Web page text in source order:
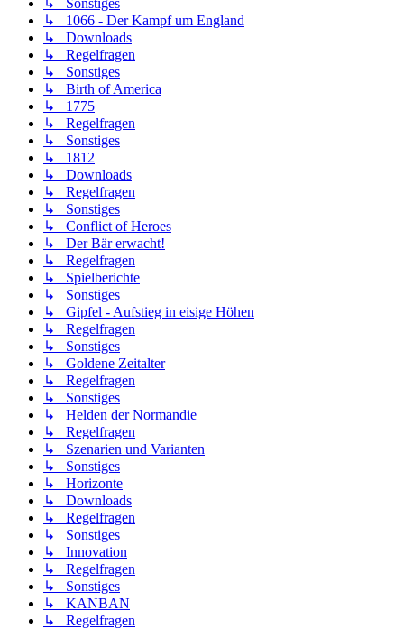
↳ Sonstiges
↳ 1066 - Der Kampf um England
↳ Downloads
↳ Regelfragen
↳ Sonstiges
↳ Birth of America
↳ 1775
↳ Regelfragen
↳ Sonstiges
↳ 1812
↳ Downloads
↳ Regelfragen
↳ Sonstiges
↳ Conflict of Heroes
↳ Der Bär erwacht!
↳ Regelfragen
↳ Spielberichte
↳ Sonstiges
↳ Gipfel - Aufstieg in eisige Höhen
↳ Regelfragen
↳ Sonstiges
↳ Goldene Zeitalter
↳ Regelfragen
↳ Sonstiges
↳ Helden der Normandie
↳ Regelfragen
↳ Szenarien und Varianten
↳ Sonstiges
↳ Horizonte
↳ Downloads
↳ Regelfragen
↳ Sonstiges
↳ Innovation
↳ Regelfragen
↳ Sonstiges
↳ KANBAN
↳ Regelfragen